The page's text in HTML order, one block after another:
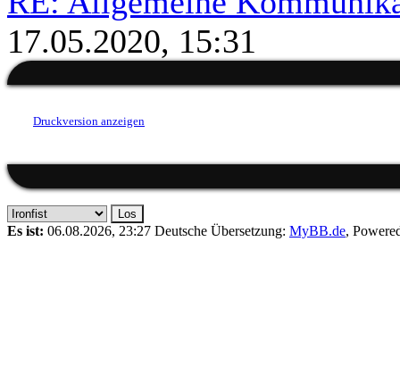
17.05.2020, 15:31
Druckversion anzeigen
Es ist: 06.08.2026, 23:27 Deutsche Übersetzung: MyBB.de,